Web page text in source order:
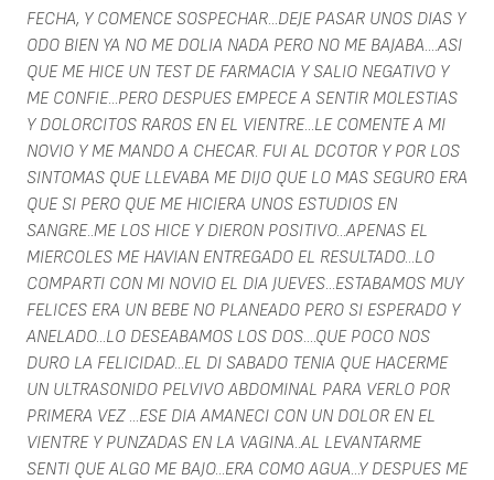
FECHA, Y COMENCE SOSPECHAR...DEJE PASAR UNOS DIAS Y
ODO BIEN YA NO ME DOLIA NADA PERO NO ME BAJABA....ASI
QUE ME HICE UN TEST DE FARMACIA Y SALIO NEGATIVO Y
ME CONFIE...PERO DESPUES EMPECE A SENTIR MOLESTIAS
Y DOLORCITOS RAROS EN EL VIENTRE...LE COMENTE A MI
NOVIO Y ME MANDO A CHECAR. FUI AL DCOTOR Y POR LOS
SINTOMAS QUE LLEVABA ME DIJO QUE LO MAS SEGURO ERA
QUE SI PERO QUE ME HICIERA UNOS ESTUDIOS EN
SANGRE..ME LOS HICE Y DIERON POSITIVO...APENAS EL
MIERCOLES ME HAVIAN ENTREGADO EL RESULTADO...LO
COMPARTI CON MI NOVIO EL DIA JUEVES...ESTABAMOS MUY
FELICES ERA UN BEBE NO PLANEADO PERO SI ESPERADO Y
ANELADO...LO DESEABAMOS LOS DOS....QUE POCO NOS
DURO LA FELICIDAD...EL DI SABADO TENIA QUE HACERME
UN ULTRASONIDO PELVIVO ABDOMINAL PARA VERLO POR
PRIMERA VEZ ...ESE DIA AMANECI CON UN DOLOR EN EL
VIENTRE Y PUNZADAS EN LA VAGINA..AL LEVANTARME
SENTI QUE ALGO ME BAJO...ERA COMO AGUA...Y DESPUES ME